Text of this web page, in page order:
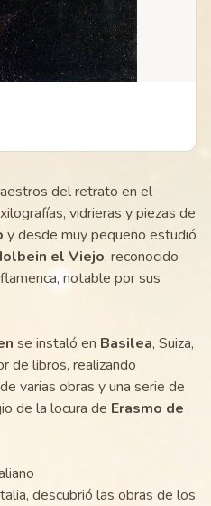
del retrato en el
vidrieras y piezas de
y desde muy pequeño estudió
el Viejo, reconocido
notable por sus
se instaló en Basilea, Suiza,
de libros, realizando
varias obras y una serie de
de la locura de Erasmo de
descubrió las obras de los